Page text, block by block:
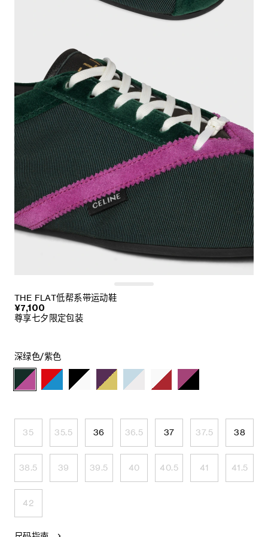
THE FLAT低帮系带运动鞋
¥7,100
尊享七夕限定包装
深绿色/紫色
35 35.5 36 36.5 37 37.5 38
38.5 39 39.5 40 40.5 41 41.5
42